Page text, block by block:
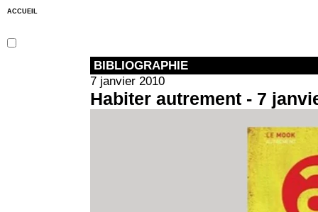
ACCUEIL
BIBLIOGRAPHIE
7 janvier 2010
Habiter autrement - 7